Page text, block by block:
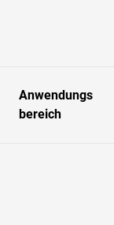
Anwendungs
bereich